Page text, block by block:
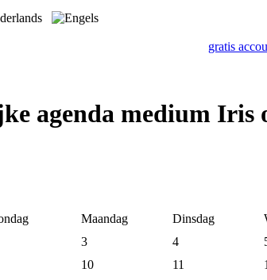
gratis
agenda medium Iris
Maandag Dinsdag
3 4
10 11